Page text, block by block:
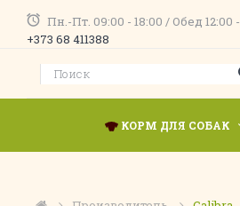
Пн.-Пт. 09:00 - 18:00 / Обед
+373 68 411388
КОРМ ДЛЯ СОБАК